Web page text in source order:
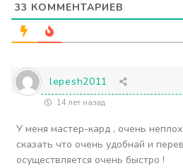
33 КОММЕНТАРИЕВ
lepesh2011
14 лет назад
У меня мастер-кард , очень
сказать что очень удобнай и
осуществляется очень быстро !